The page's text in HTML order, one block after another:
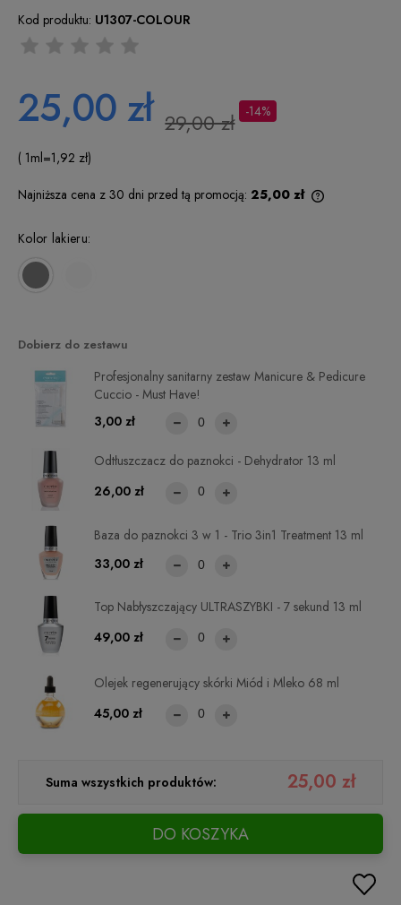
Kod produktu: U1307-COLOUR
25,00 zł 29,00 zł -14%
( 1ml=1,92 zł)
Najniższa cena z 30 dni przed tą promocją: 25,00 zł
Kolor lakieru:
Dobierz do zestawu
Top Nabłyszczający ULTRASZYBKI - 7 sekund 13 ml
49,00 zł
Odtłuszczacz do paznokci - Dehydrator 13 ml
26,00 zł
Baza do paznokci 3 w 1 - Trio 3in1 Treatment 13 ml
33,00 zł
Olejek regenerujący skórki Miód i Mleko 68 ml
45,00 zł
Profesjonalny sanitarny zestaw Manicure & Pedicure
Cuccio - Must Have!
3,00 zł
Suma wszystkich produktów: 25,00 zł
DO KOSZYKA